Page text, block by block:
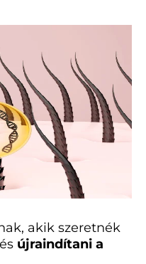
akik szeretnék
és újraindítani a